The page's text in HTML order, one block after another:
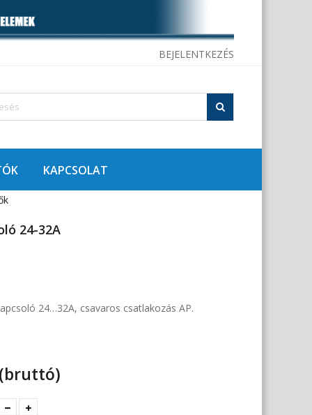
BEJELENTKEZÉS
KAPCSOLAT
24-32A
24…32A, csavaros csatlakozás AP.
(bruttó)